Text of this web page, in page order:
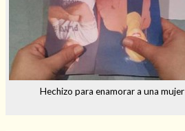
Hechizo para enamorar a una mujer